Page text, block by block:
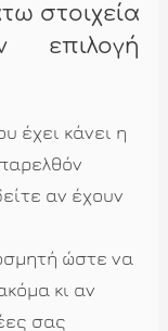
στοιχεία
επιλογή
έχει κάνει η
αν έχουν
ώστε να
κι αν
σας